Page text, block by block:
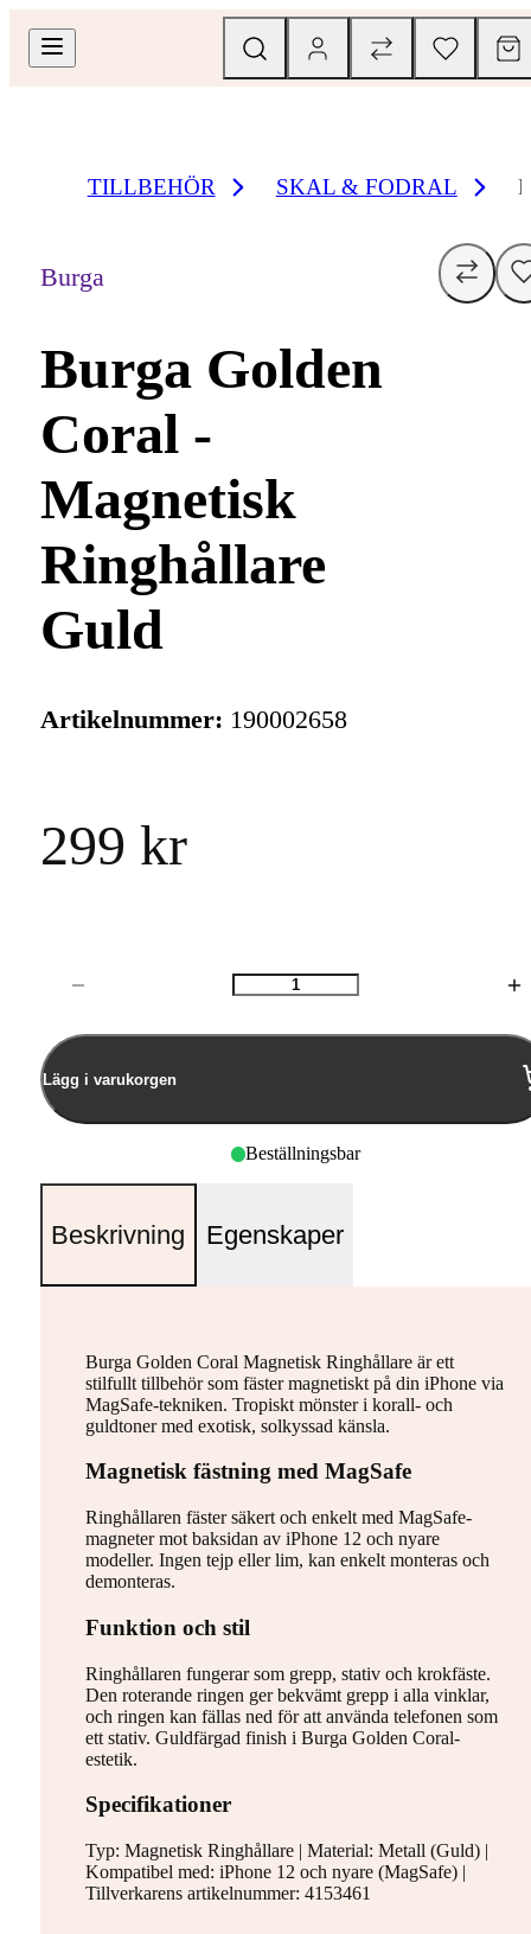
TILLBEHÖR SKAL & FODRAL
Burga
Burga Golden
Coral -
Magnetisk
Ringhållare
Guld
Artikelnummer: 190002658
299 kr
Antal
Lägg i varukorgen
Beställningsbar
Beskrivning Egenskaper
Burga Golden Coral Magnetisk Ringhållare är ett
stilfullt tillbehör som fäster magnetiskt på din iPhone via
MagSafe-tekniken. Tropiskt mönster i korall- och
guldtoner med exotisk, solkyssad känsla.
Magnetisk fästning med MagSafe
Ringhållaren fäster säkert och enkelt med MagSafe-
magneter mot baksidan av iPhone 12 och nyare
modeller. Ingen tejp eller lim, kan enkelt monteras och
demonteras.
Funktion och stil
Ringhållaren fungerar som grepp, stativ och krokfäste.
Den roterande ringen ger bekvämt grepp i alla vinklar,
och ringen kan fällas ned för att använda telefonen som
ett stativ. Guldfärgad finish i Burga Golden Coral-
estetik.
Specifikationer
Typ: Magnetisk Ringhållare | Material: Metall (Guld) |
Kompatibel med: iPhone 12 och nyare (MagSafe) |
Tillverkarens artikelnummer: 4153461